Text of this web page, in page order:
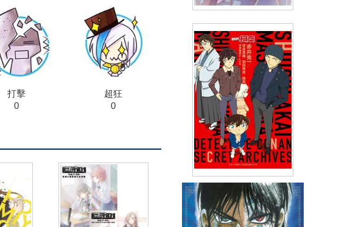
打擊
0
超狂
0
書 Re:zeropedia(02)豪華限定
版
NT$799 (USD 26.53)
名偵探柯南 赤井秀一/世良真純/
羽田秀吉/瑪莉 祕密檔案PLUS
NT$299 90折 NT$270 (USD8.96)